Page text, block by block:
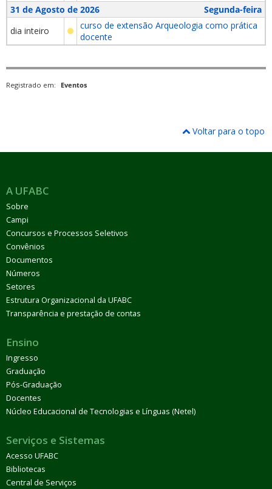
31 de Agosto de 2026
Segunda-feira
dia inteiro
curso de extensão Arqueologia como prática
docente
Registrado em: Eventos
Voltar para o topo
A UFABC
Sobre
Campi
Concursos e Processos Seletivos
Convênios
Documentos
Números
Setores
Estrutura Organizacional da UFABC
Transparência e prestação de contas
Ensino
Ingresso
Graduação
Pós-Graduação
Docentes
Núcleo Educacional de Tecnologias e Línguas (Netel)
Serviços e Sistemas
Acesso UFABC
Bibliotecas
Central de Serviços